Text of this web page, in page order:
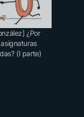
¿Por
(I parte)